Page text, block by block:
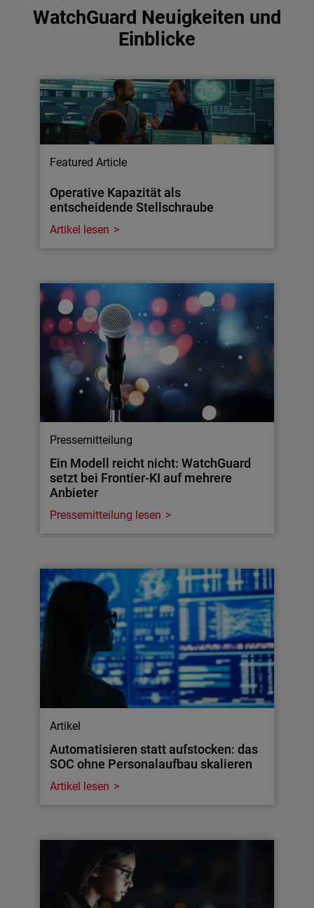
WatchGuard Neuigkeiten und
Einblicke
Featured Article
Operative Kapazität als
entscheidende Stellschraube
Artikel lesen
Pressemitteilung
Ein Modell reicht nicht: WatchGuard
setzt bei Frontier-KI auf mehrere
Anbieter
Pressemitteilung lesen
Artikel
Automatisieren statt aufstocken: das
SOC ohne Personalaufbau skalieren
Artikel lesen